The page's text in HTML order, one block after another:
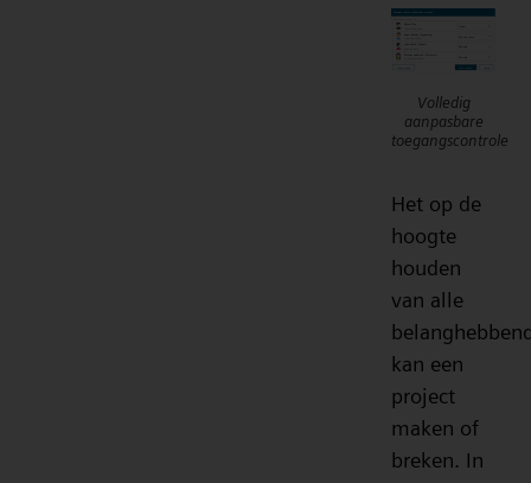
Volledig
aanpasbare
toegangscontrole
Het op de
hoogte
houden
van alle
kan een
project
maken of
breken. In